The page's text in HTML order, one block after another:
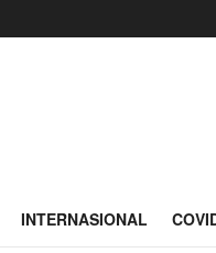
INTERNASIONAL